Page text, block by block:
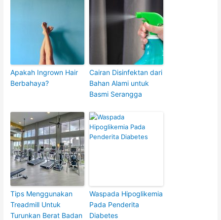
Apakah Ingrown Hair
Berbahaya?
Cairan Disinfektan dari
Bahan Alami untuk
Basmi Serangga
Tips Menggunakan
Treadmill Untuk
Turunkan Berat Badan
Waspada Hipoglikemia
Pada Penderita
Diabetes